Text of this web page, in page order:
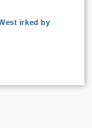
irked by